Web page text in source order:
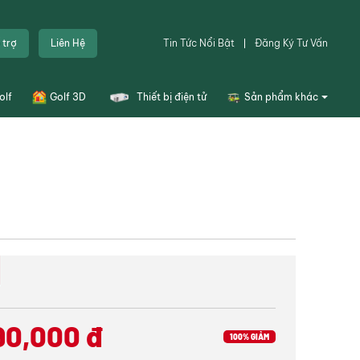
trợ Liên Hệ Tin Tức Nổi Bật Đăng Ký Tư Vấn
Golf 3D Thiết bị điện tử Sản phẩm khác
Thiết kế bản vẽ
đ 100% GIẢM
, mang đến
phom dáng
Hybrid nhằm
khuẩn
rộng để tăng
kỳ dễ chịu.